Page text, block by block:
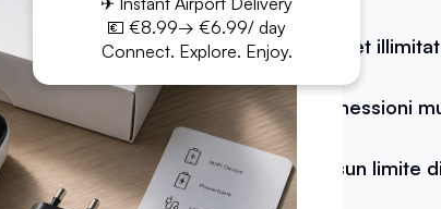
Internet
Connessioni
Nessun limite
💶 €8.99→ €6.99/ day
Connect. Explore. Enjoy.